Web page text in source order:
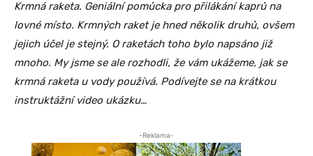
Krmná raketa. Geniální pomůcka pro přilákání kaprů na
lovné místo. Krmných raket je hned několik druhů, ovšem
jejich účel je stejný. O raketách toho bylo napsáno již
mnoho. My jsme se ale rozhodli, že vám ukážeme, jak se
krmná raketa u vody používá. Podívejte se na krátkou
instruktážní video ukázku…
-Reklama-